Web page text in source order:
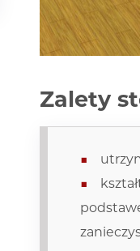
Zalety